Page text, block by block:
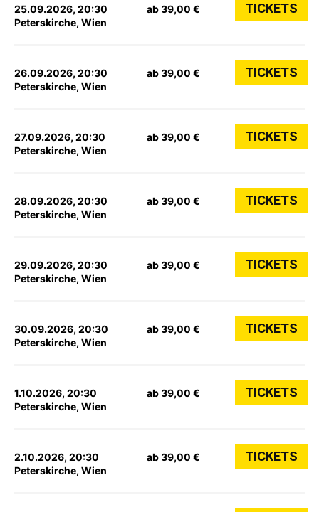
25.09.2026, 20:30
Peterskirche, Wien
ab 39,00 € TICKETS
26.09.2026, 20:30
Peterskirche, Wien
ab 39,00 € TICKETS
27.09.2026, 20:30
Peterskirche, Wien
ab 39,00 € TICKETS
28.09.2026, 20:30
Peterskirche, Wien
ab 39,00 € TICKETS
29.09.2026, 20:30
Peterskirche, Wien
ab 39,00 € TICKETS
30.09.2026, 20:30
Peterskirche, Wien
ab 39,00 € TICKETS
1.10.2026, 20:30
Peterskirche, Wien
ab 39,00 € TICKETS
2.10.2026, 20:30
Peterskirche, Wien
ab 39,00 € TICKETS